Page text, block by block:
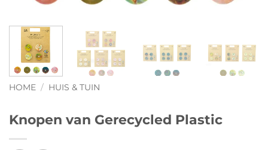
HOME / HUIS & TUIN
Knopen van Gerecycled Plastic